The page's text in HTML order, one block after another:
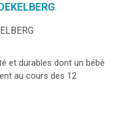
et durables dont un bébé
au cours des 12